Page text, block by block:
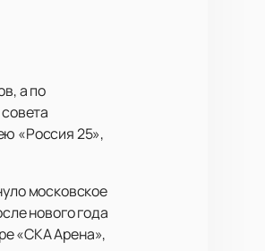
а по
«Россия 25»,
московское
нового года
«СКА Арена»,